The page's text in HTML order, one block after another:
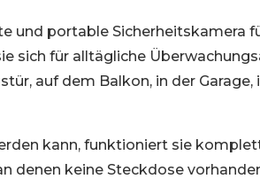
und portable Sicherheitskamera
sich für alltägliche
auf dem Balkon, in der Garage,
kann, funktioniert sie
denen keine Steckdose